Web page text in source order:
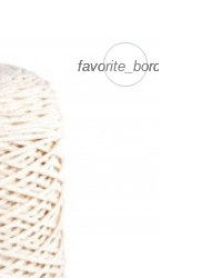
favorite_border
favorite_border